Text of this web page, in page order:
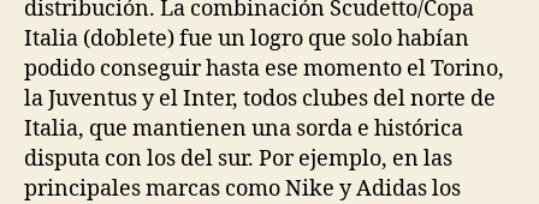
distribución. La combinación Scudetto/Copa
Italia (doblete) fue un logro que solo habían
podido conseguir hasta ese momento el Torino,
la Juventus y el Inter, todos clubes del norte de
Italia, que mantienen una sorda e histórica
disputa con los del sur. Por ejemplo, en las
principales marcas como Nike y Adidas los